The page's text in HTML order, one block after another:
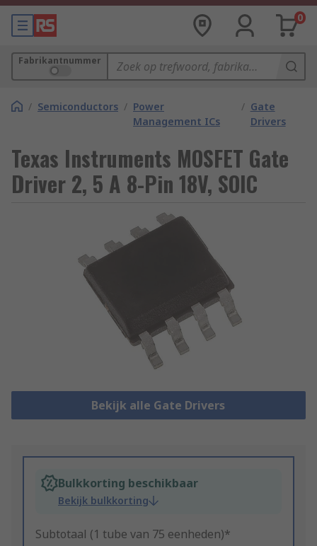
0
Fabrikantnummer
/ Semiconductors / Power
Management ICs
/ Gate
Drivers
Texas Instruments MOSFET Gate
Driver 2, 5 A 8-Pin 18V, SOIC
Bekijk alle Gate Drivers
Bulkkorting beschikbaar
Bekijk bulkkorting
Subtotaal (1 tube van 75 eenheden)*